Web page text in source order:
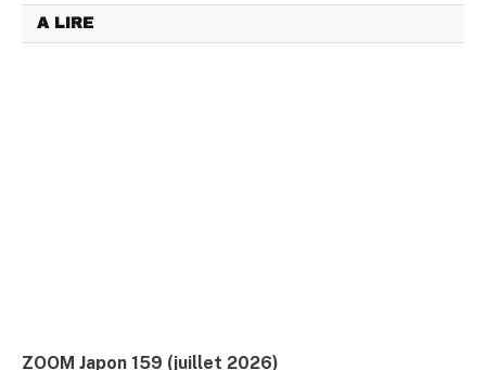
A LIRE
ZOOM Japon 159 (juillet 2026)